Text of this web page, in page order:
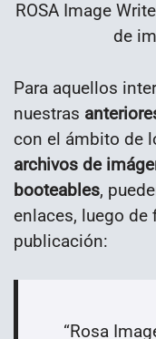
ROSA Image
de
Para aquellos
nuestras
con el ámbito de
archivos de
booteables,
enlaces, luego de
publicación:
“Rosa